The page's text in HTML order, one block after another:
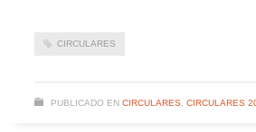
CIRCULARES
PUBLICADO EN CIRCULARES, CIRCULARES